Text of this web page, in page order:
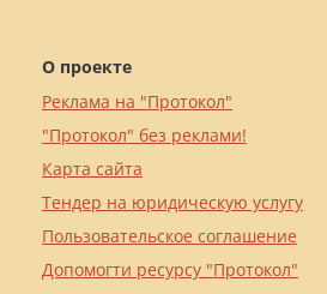
О проекте
Реклама на "Протокол"
"Протокол" без реклами!
Карта сайта
Тендер на юридическую услугу
Пользовательское соглашение
Допомогти ресурсу "Протокол"